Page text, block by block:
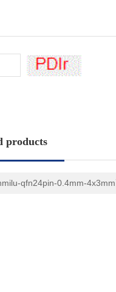
products
qfn24pin-0.4mm-